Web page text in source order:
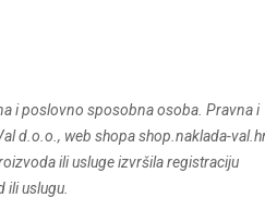
i poslovno sposobna osoba. Pravna i
d.o.o., web shopa shop. naklada-val
ili usluge izvršila registraciju
ili uslugu.